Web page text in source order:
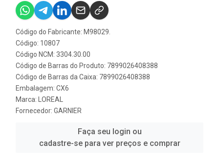
Código do Fabricante: M98029.
Código: 10807
Código NCM: 3304.30.00
Código de Barras do Produto: 7899026408388
Código de Barras da Caixa: 7899026408388
Embalagem: CX6
Marca:
LOREAL
Fornecedor: GARNIER
Faça seu login ou
cadastre-se para ver preços e comprar